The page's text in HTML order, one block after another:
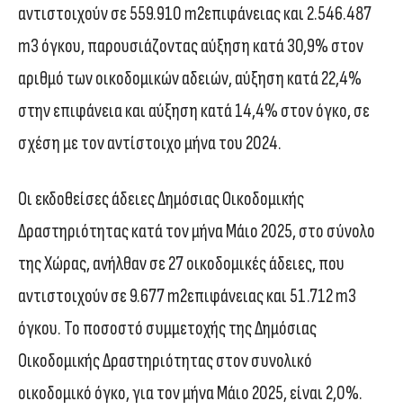
αντιστοιχούν σε 559.910 m2επιφάνειας και 2.546.487
m3 όγκου, παρουσιάζοντας αύξηση κατά 30,9% στον
αριθμό των οικοδομικών αδειών, αύξηση κατά 22,4%
στην επιφάνεια και αύξηση κατά 14,4% στον όγκο, σε
σχέση με τον αντίστοιχο μήνα του 2024.
Οι εκδοθείσες άδειες Δημόσιας Οικοδομικής
Δραστηριότητας κατά τον μήνα Μάιο 2025, στο σύνολο
της Χώρας, ανήλθαν σε 27 οικοδομικές άδειες, που
αντιστοιχούν σε 9.677 m2επιφάνειας και 51.712 m3
όγκου. Το ποσοστό συμμετοχής της Δημόσιας
Οικοδομικής Δραστηριότητας στον συνολικό
οικοδομικό όγκο, για τον μήνα Μάιο 2025, είναι 2,0%.